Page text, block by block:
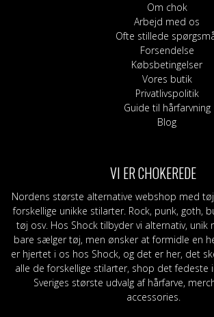
Om chok
Arbejd med os
Ofte stillede
Forsendelse
Købsbetingelser
Vores butik
Privatlivspolitik
Guide til hårfarvning
Blog
VI ER CHOKEREDE
Nordens største alternative webshop med
forskellige unikke stilarter. Rock, punk, goth,
tøj osv. Hos Shock tilbyder vi alternativ, unik
bare sælger tøj, men ønsker at formidle en
er hjertet i os hos Shock, og det er her, det
alle de forskellige stilarter, shop det fedeste
Sveriges største udvalg af hårfarve,
accessories.